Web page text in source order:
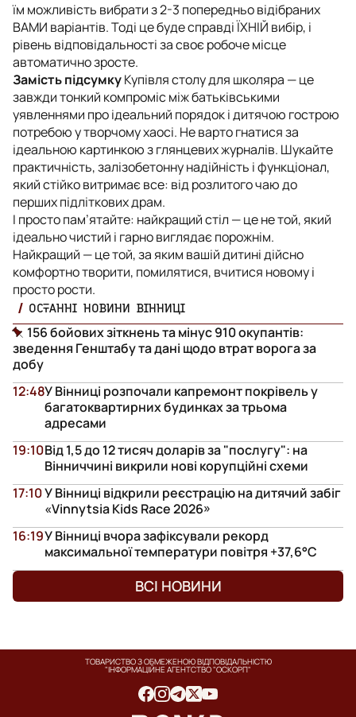
їм можливість вибрати з 2-3 попередньо відібраних
ВАМИ варіантів. Тоді це буде справді ЇХНІЙ вибір, і
рівень відповідальності за своє робоче місце
автоматично зросте.
Замість підсумкуКупівля столу для школяра — це
завжди тонкий компроміс між батьківськими
уявленнями про ідеальний порядок і дитячою гострою
потребою у творчому хаосі. Не варто гнатися за
ідеальною картинкою з глянцевих журналів. Шукайте
практичність, залізобетонну надійність і функціонал,
який стійко витримає все: від розлитого чаю до
перших підліткових драм.
І просто пам’ятайте: найкращий стіл — це не той, який
ідеально чистий і гарно виглядає порожнім.
Найкращий — це той, за яким вашій дитині дійсно
комфортно творити, помилятися, вчитися новому і
просто рости.
ОСТАННІ НОВИНИ ВІННИЦІ
156 бойових зіткнень та мінус 910 окупантів:
зведення Генштабу та дані щодо втрат ворога за
добу
У Вінниці розпочали капремонт покрівель у
багатоквартирних будинках за трьома
адресами
12:48
Від 1,5 до 12 тисяч доларів за "послугу": на
Вінниччині викрили нові корупційні схеми
19:10
У Вінниці відкрили реєстрацію на дитячий забіг
«Vinnytsia Kids Race 2026»
17:10
У Вінниці вчора зафіксували рекорд
максимальної температури повітря +37,6°С
16:19
ВСІ НОВИНИ
ТОВАРИСТВО З ОБМЕЖЕНОЮ ВІДПОВІДАЛЬНІСТЮ
"ІНФОРМАЦІЙНЕ АГЕНТСТВО "ОСКОРП"